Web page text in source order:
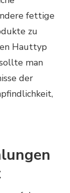
fettige
zu
Hauttyp
man
der